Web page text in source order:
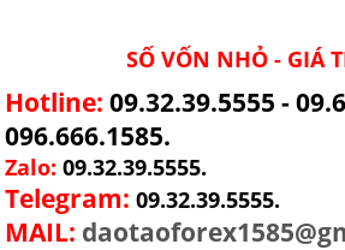
SỐ VỐN NHỎ - GIÁ
Hotline: 09.32.39.5555 -
096.666.1585.
Zalo:09.32.39.5555.
Telegram: 09.32.39.5555.
MAIL: